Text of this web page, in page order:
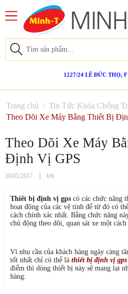
1227/24 LÊ ĐỨC THỌ,
Trang chủ / Tin Tức Khóa Chống
Theo Dõi Xe Máy Bằng Thiết Bị
Theo Dõi Xe Máy
Định Vị GPS
26/05/2017 bởi
Thiết bị định vị gps có các chức năng
hoạt động của các vệ tinh để từ đó có
cách chính xác nhất. Bằng chức năng
chủ động theo dõi, quan sát xe một
Vì nhu cầu của khách hàng ngày càng
tốt nhất chỉ có thể là thiết bị định vị gps
điểm thì dòng thiết bị này sẽ mang lại
hàng: